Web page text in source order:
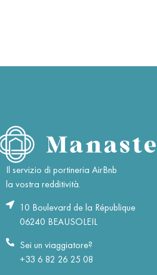
Il servizio di portineria AirBnb
la vostra redditività.
10 Boulevard de la République
06240 BEAUSOLEIL
Sei un viaggiatore?
+33 6 82 26 25 08